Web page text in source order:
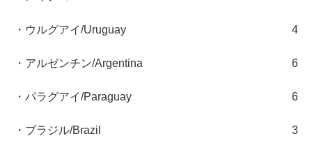
・ウルグアイ/Uruguay 4
・アルゼンチン/Argentina 6
・パラグアイ/Paraguay 6
・ブラジル/Brazil 3